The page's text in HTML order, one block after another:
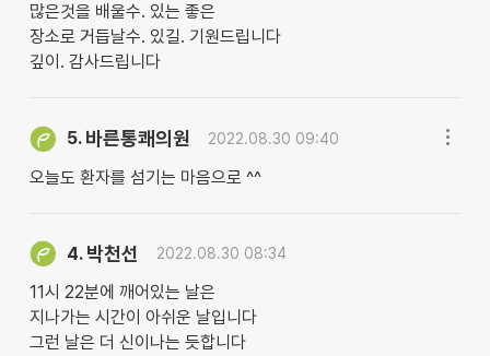
많은것을 배울수. 있는 좋은
장소로 거듭날수. 있길. 기원드립니다
깊이. 감사드립니다
5. 바른통쾌의원 2022.08.30 09:40
오늘도 환자를 섬기는 마음으로 ^^
4. 박천선 2022.08.30 08:34
11시 22분에 깨어있는 날은
지나가는 시간이 아쉬운 날입니다
그런 날은 더 신이나는 듯합니다